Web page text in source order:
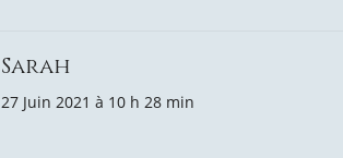
Sarah
27 Juin 2021 à 10 h 28 min